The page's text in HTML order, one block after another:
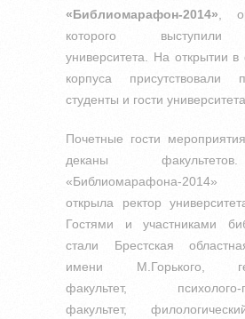
«Библиомарафон-2014» ,
которого выступили
университета. На открытии в
корпуса присутствовали
студенты и гости университета.
Почетные гости
деканы
«Библиомарафона-2014»
открыла ректор
Гостями и участниками
стали Брестская
имени М.Горького,
факультет, психолого-
факультет,